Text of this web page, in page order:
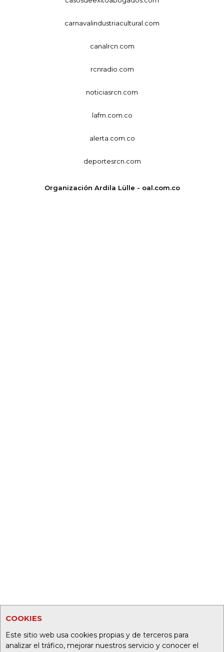
COOKIES
Este sitio web usa cookies propias y de terceros para
analizar el tráfico, mejorar nuestros servicio y conocer el
carnavalindustriacultural.com
canalrcn.com
rcnradio.com
noticiasrcn.com
lafm.com.co
alerta.com.co
deportesrcn.com
Organización Ardila Lülle - oal.com.co